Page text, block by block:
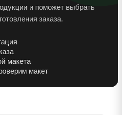
и поможет выбрать
заказа.
макета
макет